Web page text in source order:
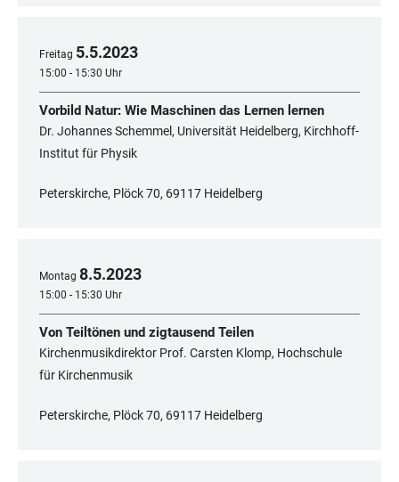
Freitag 5.5.2023
15:00 - 15:30 Uhr
Vorbild Natur: Wie Maschinen das Lernen lernen
Dr. Johannes Schemmel, Universität Heidelberg, Kirchhoff-
Institut für Physik
Peterskirche, Plöck 70, 69117 Heidelberg
Montag 8.5.2023
15:00 - 15:30 Uhr
Von Teiltönen und zigtausend Teilen
Kirchenmusikdirektor Prof. Carsten Klomp, Hochschule
für Kirchenmusik
Peterskirche, Plöck 70, 69117 Heidelberg